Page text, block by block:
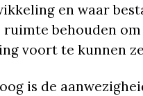
en waar
ruimte behouden
voort te kunnen
is de